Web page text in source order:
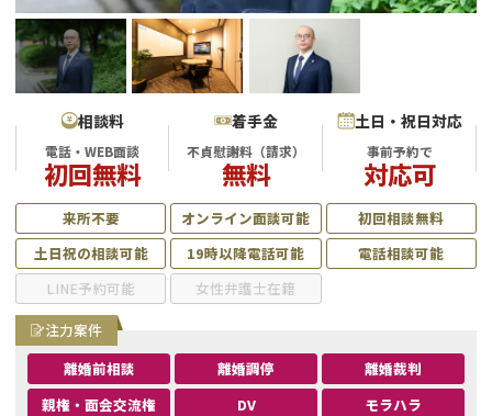
内縁の夫婦
慰謝料
国際離婚
DV
離婚の相談先
離婚したくない
相談料
電話・WEB面談
初回無料
着手金
不貞慰謝料（請求）
無料
土日・祝日対応
事前予約で
対応可
来所不要 オンライン面談可能
初回相談無料
土日祝の相談可能
19時以降電話可能
電話相談可能
LINE予約可能
女性弁護士在籍
注力案件
離婚前相談
離婚調停
離婚裁判
親権・面会交流権
DV
モラハラ